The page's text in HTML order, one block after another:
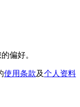
偏好。
使用条款及个人资料